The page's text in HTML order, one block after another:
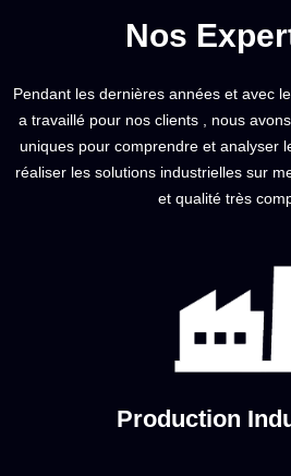
Nos
Pendant les dernières années et avec
a travaillé pour nos clients , nous
uniques pour comprendre et analyser
réaliser les solutions industrielles sur
et qualité très
Production